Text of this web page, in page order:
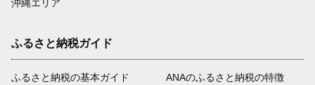
沖縄エリア
ふるさと納税ガイド
ふるさと納税の基本ガイド
ANAのふるさと納税の特徴